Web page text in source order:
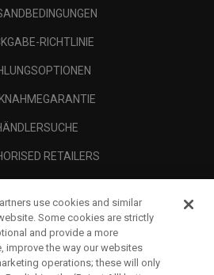
RICHTLINIE
RETAILERS
use cookies and similar
Some cookies are strictly
and provide a more
improve the way our websites
operations; these will only